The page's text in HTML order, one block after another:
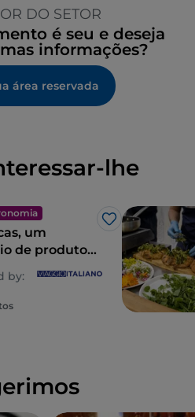
DO SETOR
é seu e deseja
informações?
área reservada
lhe
Gosto
um
de produtos
para
by: